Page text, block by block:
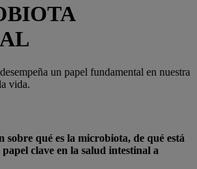
un papel fundamental en nuestra
vida.
sobre qué es la microbiota, de qué está
clave en la salud intestinal a